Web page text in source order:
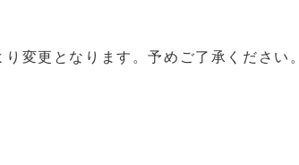
変更となります。予めご了承ください。